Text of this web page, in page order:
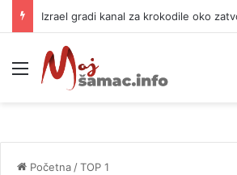
Izrael gradi kanal za krokodile oko
Meni
Početna /TOP 1